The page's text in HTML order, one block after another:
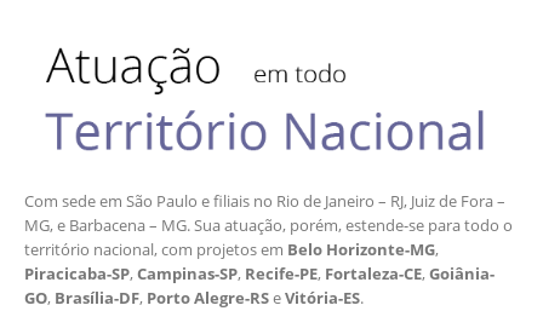
Com sede em São Paulo e filiais no Rio de Janeiro – RJ, Juiz de Fora –
MG, e Barbacena – MG. Sua atuação, porém, estende-se para todo o
território nacional, com projetos em Belo Horizonte-MG,
Piracicaba-SP,Campinas-SP, Recife-PE, Fortaleza-CE,Goiânia-
GO, Brasília-DF, Porto Alegre-RSeVitória-ES.